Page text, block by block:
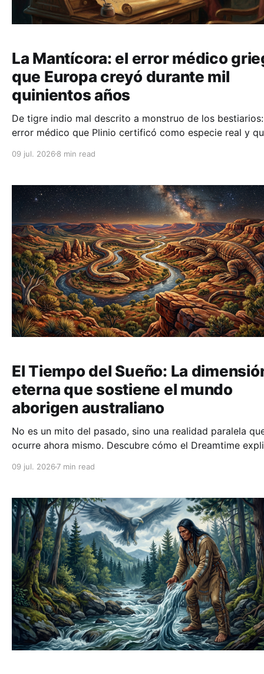
La Mantícora: el error médico
que Europa creyó durante mil
quinientos años
De tigre indio mal descrito a monstruo de los
error médico que Plinio certificó como especie real y
iglesias, durante siglos.
09 jul. 2026 8 min read
El Tiempo del Sueño: La
eterna que sostiene el mundo
aborigen australiano
No es un mito del pasado, sino una realidad paralela
ocurre ahora mismo. Descubre cómo el Dreamtime
tierra.
09 jul. 2026 7 min read